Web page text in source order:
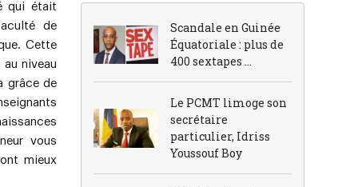
qui était
de
Cette
niveau
grâce de
vous
mieux
Scandale en Guinée
Équatoriale : plus de
400 sextapes ...
Le PCMT limoge son
secrétaire
particulier, Idriss
Youssouf Boy